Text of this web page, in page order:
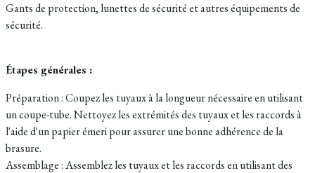
Gants de protection, lunettes de sécurité et autres équipements de
sécurité.
Étapes générales :
Préparation : Coupez les tuyaux à la longueur nécessaire en utilisant
un coupe-tube. Nettoyez les extrémités des tuyaux et les raccords à
l'aide d'un papier émeri pour assurer une bonne adhérence de la
brasure.
Assemblage : Assemblez les tuyaux et les raccords en utilisant des